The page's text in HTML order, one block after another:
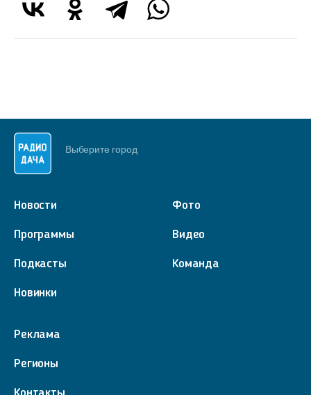
Выберите город
Новости
Программы
Подкасты
Новинки
Фото
Видео
Команда
Реклама
Регионы